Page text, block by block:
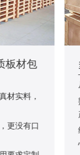
板材包
材实料，
更没有口